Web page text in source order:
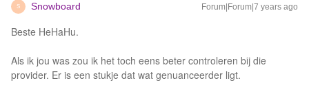
S Snowboard Forum|Forum|7 years ago
Beste HeHaHu.
Als ik jou was zou ik het toch eens beter controleren bij die
provider. Er is een stukje dat wat genuanceerder ligt.